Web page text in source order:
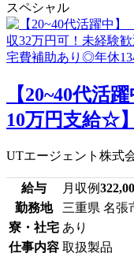
スペシャル
【20~40代活
10万円支給☆
UTエージェント株式
給与 月収例
勤務地
三重県 名張
寮・社宅 あり
仕事内容 取扱製品